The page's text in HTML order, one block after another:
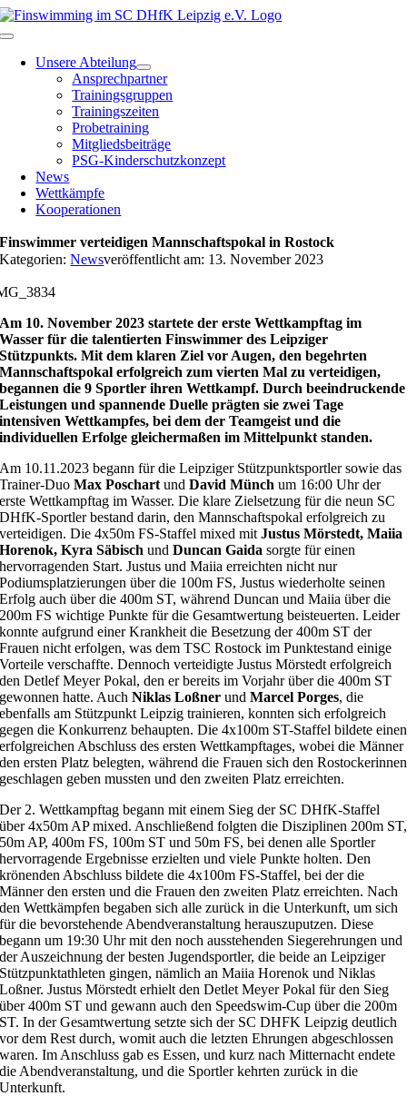
Zum
Inhalt
Toggle
NavigationUnsere Abteilung
Ansprechpartner
Trainingsgruppen
Trainingszeiten
Probetraining
Mitgliedsbeiträge
PSG-Kinderschutzkonzept
News
Wettkämpfe
Kooperationen
Finswimmer verteidigen Mannschaftspokal in Rostock
Kategorien:Newsveröffentlicht am: 13. November 2023
Am 10. November 2023 startete der erste Wettkampftag im
Wasser für die talentierten Finswimmer des Leipziger
Stützpunkts. Mit dem klaren Ziel vor Augen, den begehrten
Mannschaftspokal erfolgreich zum vierten Mal zu verteidigen,
begannen die 9 Sportler ihren Wettkampf. Durch beeindruckende
Leistungen und spannende Duelle prägten sie zwei Tage
intensiven Wettkampfes, bei dem der Teamgeist und die
individuellen Erfolge gleichermaßen im Mittelpunkt standen.
Am 10.11.2023 begann für die Leipziger Stützpunktsportler sowie das
Trainer-DuoMax Poschart undDavid Münch um 16:00 Uhr der
erste Wettkampftag im Wasser. Die klare Zielsetzung für die neun SC
DHfK-Sportler bestand darin, den Mannschaftspokal erfolgreich zu
verteidigen. Die 4x50m FS-Staffel mixed mit Justus Mörstedt, Maiia
Horenok, Kyra Säbisch undDuncan Gaida sorgte für einen
hervorragenden Start. Justus und Maiia erreichten nicht nur
Podiumsplatzierungen über die 100m FS, Justus wiederholte seinen
Erfolg auch über die 400m ST, während Duncan und Maiia über die
200m FS wichtige Punkte für die Gesamtwertung beisteuerten. Leider
konnte aufgrund einer Krankheit die Besetzung der 400m ST der
Frauen nicht erfolgen, was dem TSC Rostock im Punktestand einige
Vorteile verschaffte. Dennoch verteidigte Justus Mörstedt erfolgreich
den Detlef Meyer Pokal, den er bereits im Vorjahr über die 400m ST
gewonnen hatte. AuchNiklas Loßner undMarcel Porges, die
ebenfalls am Stützpunkt Leipzig trainieren, konnten sich erfolgreich
gegen die Konkurrenz behaupten. Die 4x100m ST-Staffel bildete einen
erfolgreichen Abschluss des ersten Wettkampftages, wobei die Männer
den ersten Platz belegten, während die Frauen sich den Rostockerinnen
geschlagen geben mussten und den zweiten Platz erreichten.
Der 2. Wettkampftag begann mit einem Sieg der SC DHfK-Staffel
über 4x50m AP mixed. Anschließend folgten die Disziplinen 200m ST,
50m AP, 400m FS, 100m ST und 50m FS, bei denen alle Sportler
hervorragende Ergebnisse erzielten und viele Punkte holten. Den
krönenden Abschluss bildete die 4x100m FS-Staffel, bei der die
Männer den ersten und die Frauen den zweiten Platz erreichten. Nach
den Wettkämpfen begaben sich alle zurück in die Unterkunft, um sich
für die bevorstehende Abendveranstaltung herauszuputzen. Diese
begann um 19:30 Uhr mit den noch ausstehenden Siegerehrungen und
der Auszeichnung der besten Jugendsportler, die beide an Leipziger
Stützpunktathleten gingen, nämlich an Maiia Horenok und Niklas
Loßner. Justus Mörstedt erhielt den Detlet Meyer Pokal für den Sieg
über 400m ST und gewann auch den Speedswim-Cup über die 200m
ST. In der Gesamtwertung setzte sich der SC DHFK Leipzig deutlich
vor dem Rest durch, womit auch die letzten Ehrungen abgeschlossen
waren. Im Anschluss gab es Essen, und kurz nach Mitternacht endete
die Abendveranstaltung, und die Sportler kehrten zurück in die
Unterkunft.